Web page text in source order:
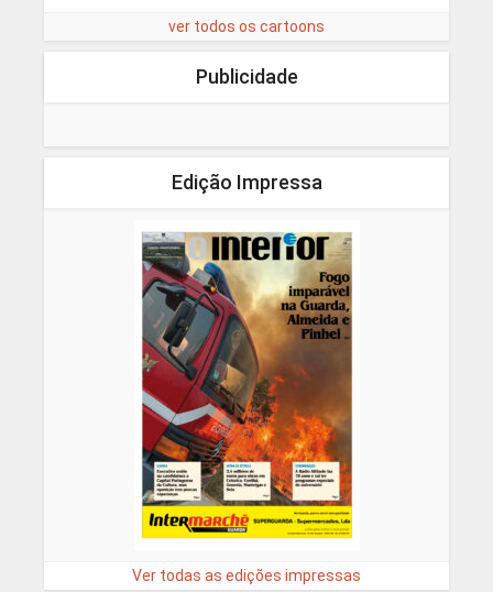
ver todos os cartoons
Publicidade
Edição Impressa
Ver todas as edições impressas